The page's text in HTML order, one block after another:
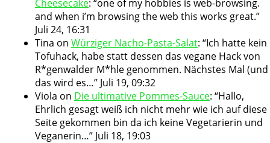
Cheesecake: “one of my hobbies is web-browsing.
and when i’m browsing the web this works great.”
Juli 24, 16:31
Tina on Würziger Nacho-Pasta-Salat: “Ich hatte kein
Tofuhack, habe statt dessen das vegane Hack von
R*genwalder M*hle genommen. Nächstes Mal (und
das wird es…” Juli 19, 09:32
Viola on Die ultimative Pommes-Sauce: “Hallo,
Ehrlich gesagt weiß ich nicht mehr wie ich auf diese
Seite gekommen bin da ich keine Vegetarierin und
Veganerin…” Juli 18, 19:03